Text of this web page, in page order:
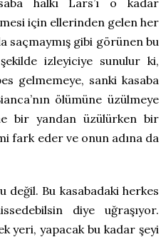
halkı Lars’ı o kadar
için ellerinden gelen her
saçmaymış gibi görünen bu
izleyiciye sunulur ki,
gelmemeye, sanki kasaba
ölümüne üzülmeye
bir yandan üzülürken bir
fark eder ve onun adına da
değil. Bu kasabadaki herkes
diye uğraşıyor.
yeri, yapacak bu kadar şeyi